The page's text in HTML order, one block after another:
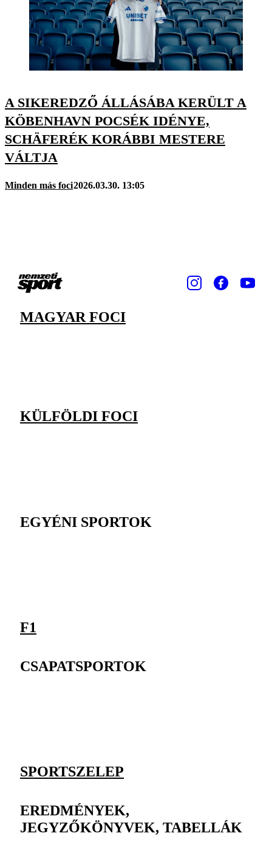
A SIKEREDZŐ ÁLLÁSÁBA KERÜLT A
KÖBENHAVN POCSÉK IDÉNYE,
SCHÄFERÉK KORÁBBI MESTERE
VÁLTJA
Minden más foci2026.03.30. 13:05
MAGYAR FOCI
KÜLFÖLDI FOCI
EGYÉNI SPORTOK
F1
CSAPATSPORTOK
SPORTSZELEP
EREDMÉNYEK,
JEGYZŐKÖNYVEK, TABELLÁK